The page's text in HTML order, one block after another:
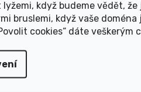
když budeme vědět,
bruslemi, když vaše
cookies“ dáte veškerým